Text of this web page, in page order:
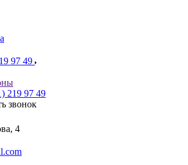
97 49
219 97 49
звонок
4